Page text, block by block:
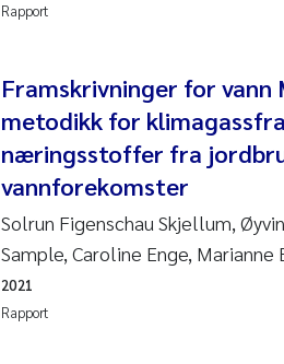
Ian Allan
Bert van Bavel
Marianne
Rapport
Framskrivninger for
metodikk for
næringsstoffer fra
vannforekomster
Solrun Figenschau Skjellum,
Sample, Caroline Enge, Marianne
Rapport
2021